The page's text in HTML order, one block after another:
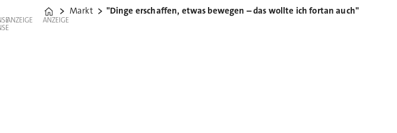
Home
Markt "Dinge erschaffen, etwas bewegen – das wollte ich fortan auch"
ANZEIGE ANZEIGE